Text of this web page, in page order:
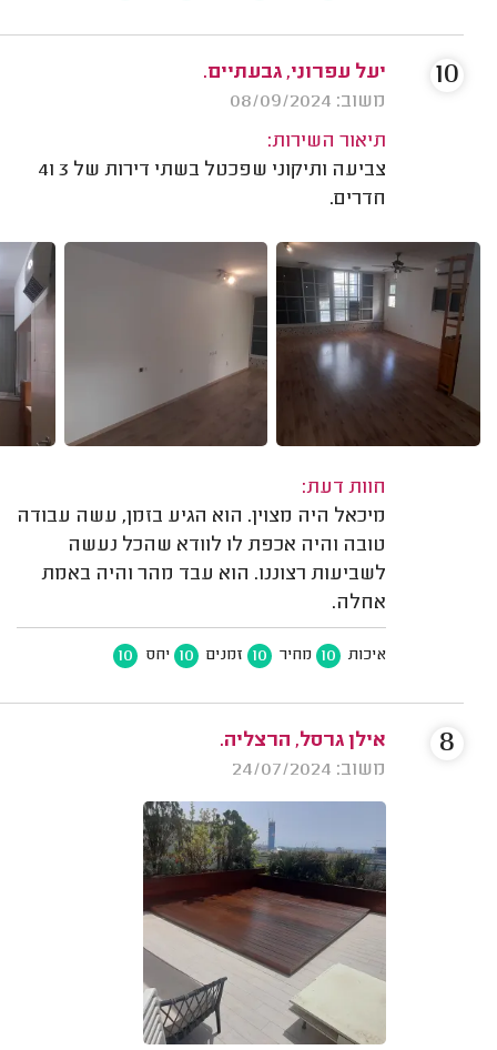
יעל עפרוני, גבעתיים.
משוב: 08/09/2024
תיאור השירות:
צביעה ותיקוני שפכטל בשתי דירות של 3 ו4
חדרים.
חוות דעת:
מיכאל היה מצוין. הוא הגיע בזמן, עשה עבודה
טובה והיה אכפת לו לוודא שהכל נעשה
לשביעות רצוננו. הוא עבד מהר והיה באמת
אחלה.
איכות 10 מחיר 10 זמנים 10 יחס 10
10
אילן גרסל, הרצליה.
משוב: 24/07/2024
8